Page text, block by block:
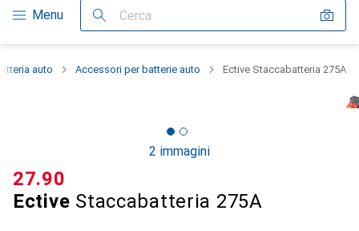
Categoria Navigazione
Menu Cerca
auto Accessori per batterie auto Ective Staccabatteria 275A
2 immagini
Ective Staccabatteria 275A
CHF
27.90